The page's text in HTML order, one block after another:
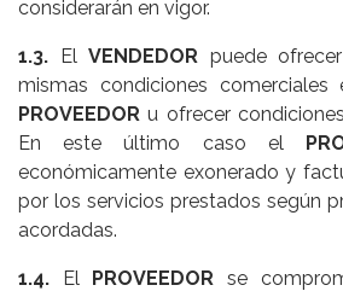
considerarán en vigor.
1.3. El VENDEDOR puede
mismas condiciones
PROVEEDOR u ofrecer
En este último caso el
económicamente exonerado y
por los servicios prestados según
acordadas.
1.4. El PROVEEDOR se